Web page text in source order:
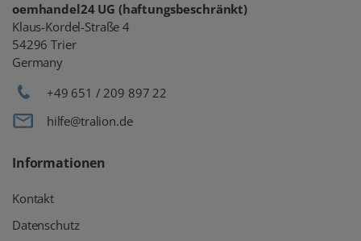
oemhandel24 UG (haftungsbeschränkt)
Klaus-Kordel-Straße 4
54296 Trier
Germany
+49 651 / 209 897 22
hilfe@tralion.de
Informationen
Kontakt
Datenschutz